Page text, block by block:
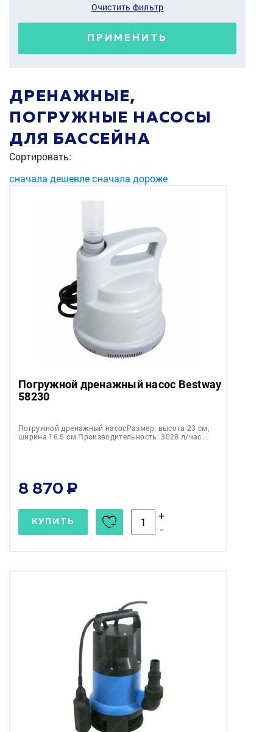
Очистить фильтр
ПРИМЕНИТЬ
ДРЕНАЖНЫЕ,
ПОГРУЖНЫЕ НАСОСЫ
ДЛЯ БАССЕЙНА
Сортировать:
сначала дешевлесначала дороже
Погружной дренажный насос Bestway
58230
Погружной дренажный насосРазмер: высота 23 см,
ширина 16.5 см Производительность: 3028 л/час…
8 870
КУПИТЬ
+
-